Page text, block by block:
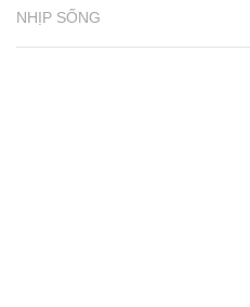
NHỊP SỐNG